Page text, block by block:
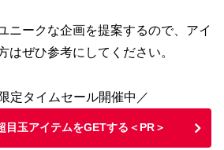
ニークな企画を提案するので、アイ
はぜひ参考にしてください。
定タイムセール開催中／
目玉アイテムをGETする＜PR＞